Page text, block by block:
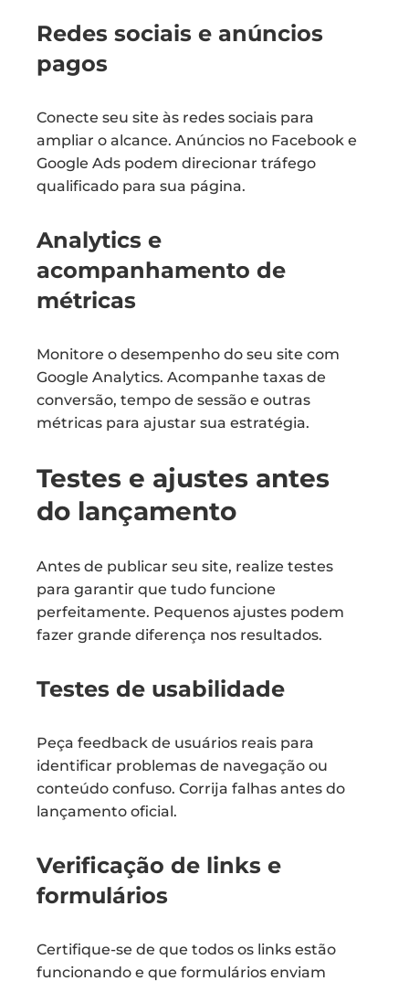
Redes sociais e anúncios
pagos
Conecte seu site às redes sociais para
ampliar o alcance. Anúncios no Facebook e
Google Ads podem direcionar tráfego
qualificado para sua página.
Analytics e
acompanhamento de
métricas
Monitore o desempenho do seu site com
Google Analytics. Acompanhe taxas de
conversão, tempo de sessão e outras
métricas para ajustar sua estratégia.
Testes e ajustes antes
do lançamento
Antes de publicar seu site, realize testes
para garantir que tudo funcione
perfeitamente. Pequenos ajustes podem
fazer grande diferença nos resultados.
Testes de usabilidade
Peça feedback de usuários reais para
identificar problemas de navegação ou
conteúdo confuso. Corrija falhas antes do
lançamento oficial.
Verificação de links e
formulários
Certifique-se de que todos os links estão
funcionando e que formulários enviam